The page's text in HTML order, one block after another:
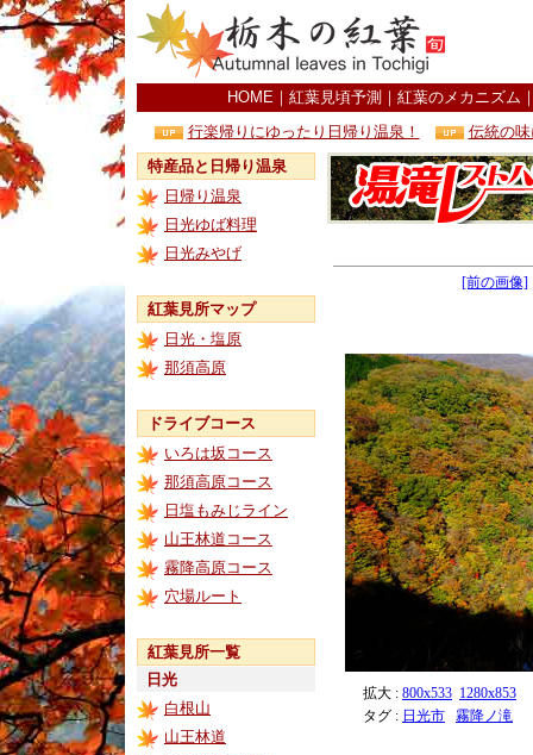
HOME ｜ 紅葉見頃予測 ｜ 紅葉のメカニズム
行楽帰りにゆったり日帰り温泉！
伝統の
特産品と日帰り温泉
日帰り温泉
日光ゆば料理
日光みやげ
紅葉見所マップ
日光・塩原
那須高原
ドライブコース
いろは坂コース
那須高原コース
日塩もみじライン
山王林道コース
霧降高原コース
穴場ルート
紅葉見所一覧
日光
白根山
山王林道
[前の画像]
拡大 : 800x533 1280x853
タグ : 日光市 霧降ノ滝